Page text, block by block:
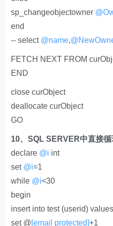
sp_changeobjectowner
end
-- select @name,
FETCH NEXT FROM
END
close curObject
deallocate curObject
GO
10、SQL SERVER中直接
declare @i int
set @i=1
while @i<30
begin
insert into test (userid)
set @[email protected]+1